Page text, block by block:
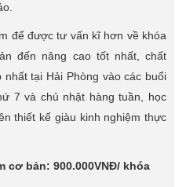
để được tư vấn kĩ hơn về khóa
đến nâng cao tốt nhất, chất
tại Hải Phòng vào các buổi
7 và chủ nhật hàng tuần, học
thiết kế giàu kinh nghiệm thực
cơ bản: 900.000VNĐ/ khóa